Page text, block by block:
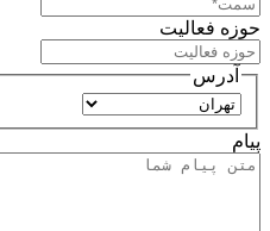
حوزه فعالیت
آدرس
استان
پیام